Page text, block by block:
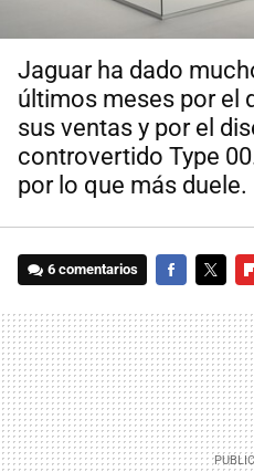
Jaguar ha dado
últimos meses por el
sus ventas y por el
controvertido Type
por lo que más duele.
6 comentarios